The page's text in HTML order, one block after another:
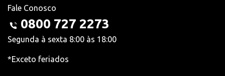
Fale Conosco
0800 727 2273
Segunda à sexta 8:00 às 18:00
*Exceto feriados